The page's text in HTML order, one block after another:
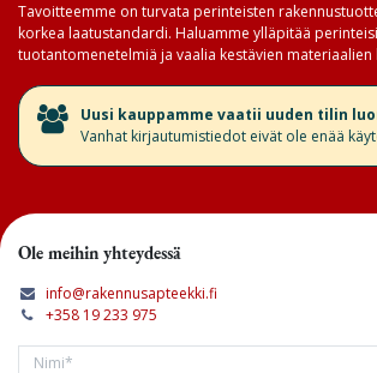
Tavoitteemme on turvata perinteisten
korkea laatustandardi. Haluamme ylläpitää
tuotantomenetelmiä ja vaalia kestävien materiaalien
​Uusi kauppamme vaatii uuden tilin
Vanhat kirjautumistiedot eivät ole enää
Ole meihin yhteydessä
info@rakennusapteekki.fi
+358 19 233 975